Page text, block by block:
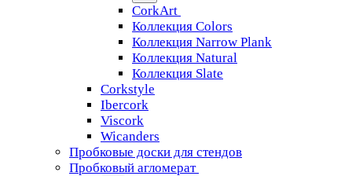
CorkArt
Коллекция Colors
Коллекция Narrow Plank
Коллекция Natural
Коллекция Slate
Corkstyle
Ibercork
Viscork
Wicanders
Пробковые доски для стендов
Пробковый агломерат